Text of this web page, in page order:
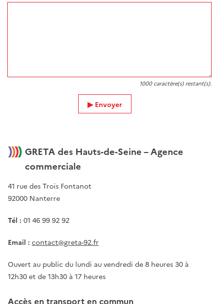
1000caractère(s) restant(s).
Envoyer
GRETA des Hauts-de-Seine – Agence
commerciale
41 rue des Trois Fontanot
92000 Nanterre
Tél : 01 46 99 92 92
Email : contact@greta-92.fr
Ouvert au public du lundi au vendredi de 8 heures 30 à
12h30 et de 13h30 à 17 heures
Accès en transport en commun